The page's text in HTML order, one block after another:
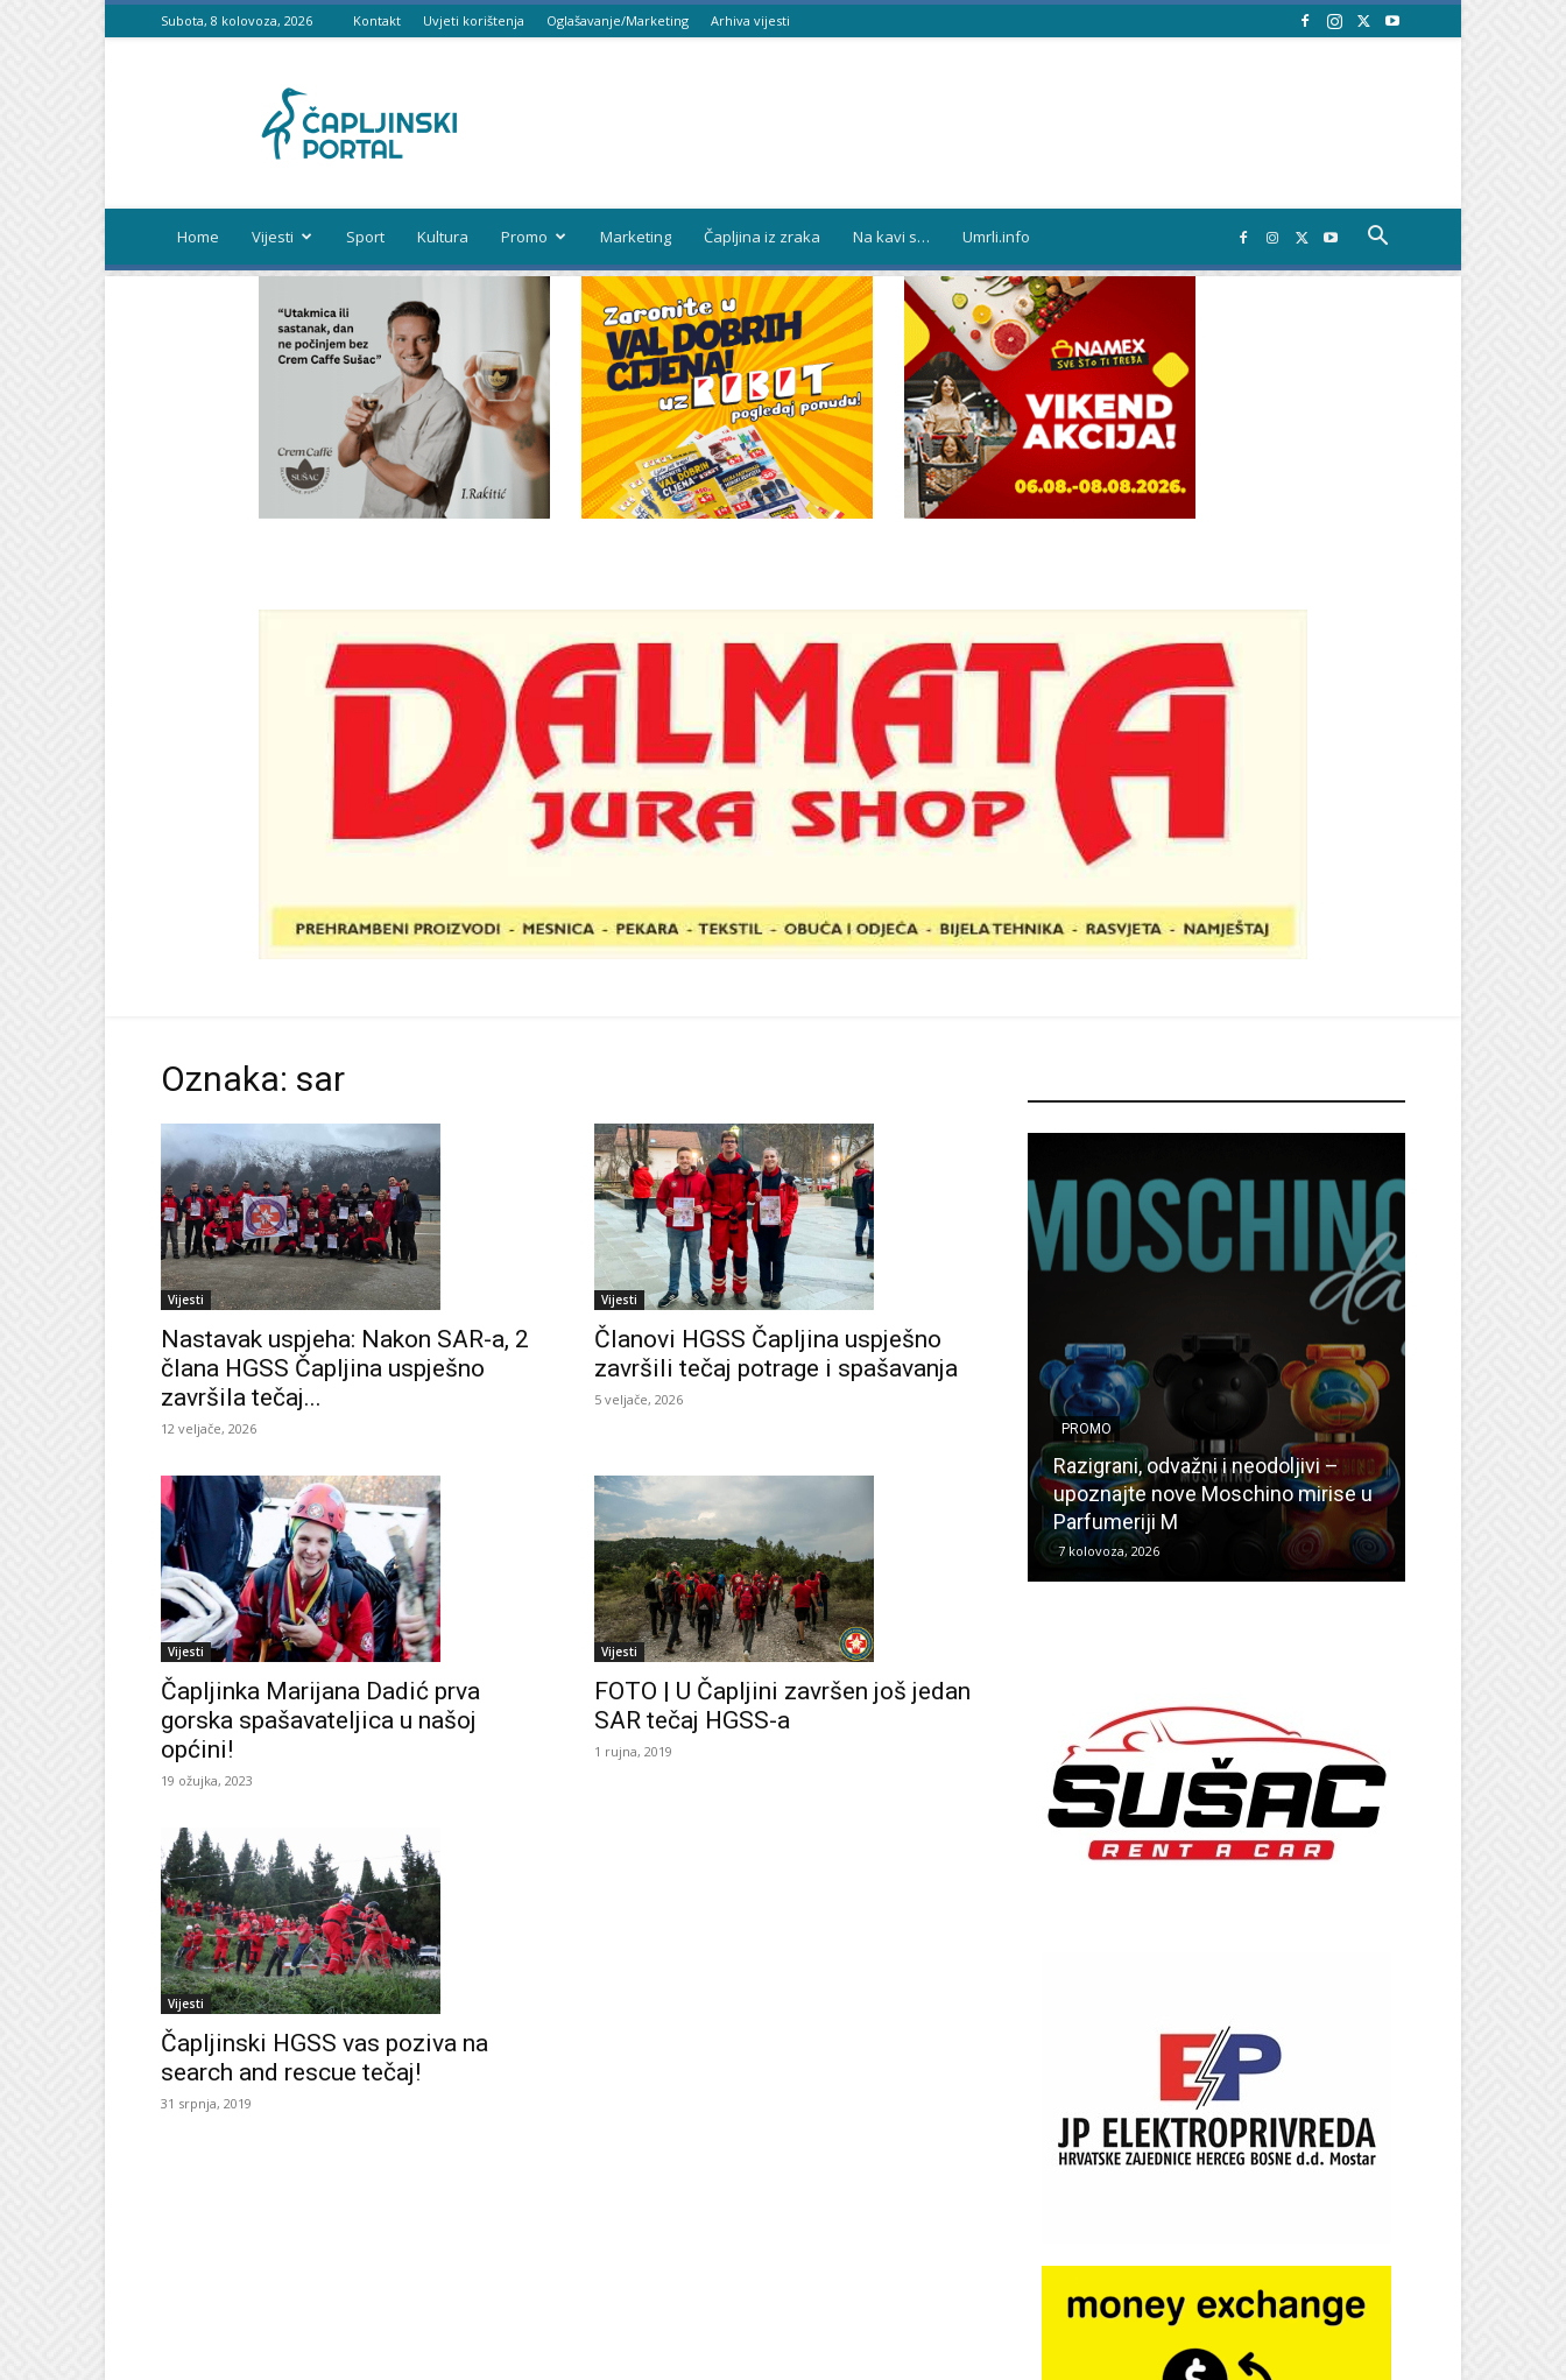
Subota, 8 kolovoza, 2026 Kontakt Uvjeti korištenja Oglašavanje/Marketing Arhiva vijesti
portal
Home Vijesti Sport Kultura Promo Marketing Čapljina iz zraka Na kavi s… Umrli.info
Oznaka: sar
Vijesti
Nastavak uspjeha: Nakon SAR-a, 2
člana HGSS Čapljina uspješno
završila tečaj...
12 veljače, 2026
Vijesti
Članovi HGSS Čapljina uspješno
završili tečaj potrage i spašavanja
5 veljače, 2026
Vijesti
Čapljinka Marijana Dadić prva
gorska spašavateljica u našoj
općini!
19 ožujka, 2023
Vijesti
FOTO | U Čapljini završen još jedan
SAR tečaj HGSS-a
1 rujna, 2019
Vijesti
Čapljinski HGSS vas poziva na
search and rescue tečaj!
31 srpnja, 2019
PROMO
Razigrani, odvažni i neodoljivi –
upoznajte nove Moschino mirise u
Parfumeriji M
7 kolovoza, 2026